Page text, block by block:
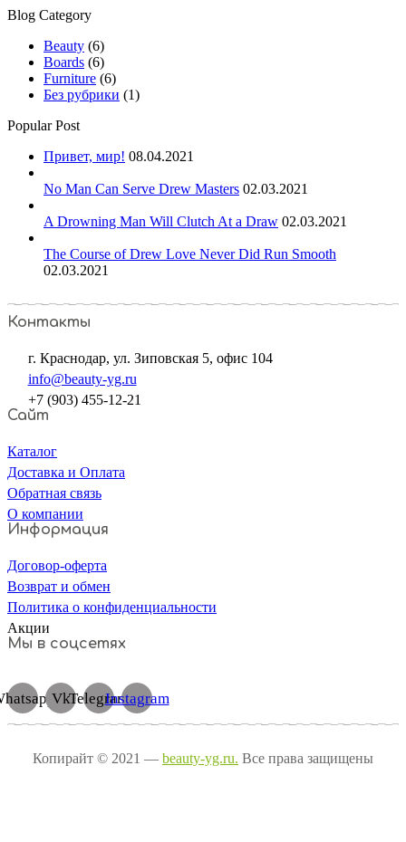
Blog Category
Beauty (6)
Boards (6)
Furniture (6)
Без рубрики (1)
Popular Post
Привет, мир! 08.04.2021
No Man Can Serve Drew Masters 02.03.2021
A Drowning Man Will Clutch At a Draw 02.03.2021
The Course of Drew Love Never Did Run Smooth
02.03.2021
Контакты
г. Краснодар, ул. Зиповская 5, офис 104
info@beauty-yg.ru
+7 (903) 455-12-21
Сайт
Каталог
Доставка и Оплата
Обратная связь
О компании
Информация
Договор-оферта
Возврат и обмен
Политика о конфиденциальности
Акции
Мы в соцсетях
VkTelegramInstagram
Копирайт © 2021 — beauty-yg.ru. Все права защищены